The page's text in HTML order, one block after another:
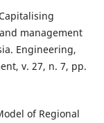
Capitalising
management
Engineering,
v. 27, n. 7, pp.
of Regional